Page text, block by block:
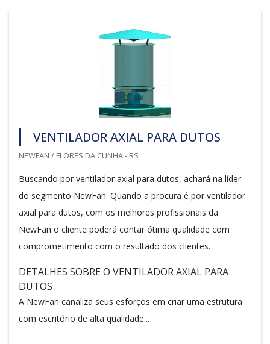
VENTILADOR AXIAL PARA DUTOS
NEWFAN / FLORES DA CUNHA - RS
Buscando por ventilador axial para dutos, achará na líder
do segmento NewFan. Quando a procura é por ventilador
axial para dutos, com os melhores profissionais da
NewFan o cliente poderá contar ótima qualidade com
comprometimento com o resultado dos clientes.
DETALHES SOBRE O VENTILADOR AXIAL PARA
DUTOS
A NewFan canaliza seus esforços em criar uma estrutura
com escritório de alta qualidade...